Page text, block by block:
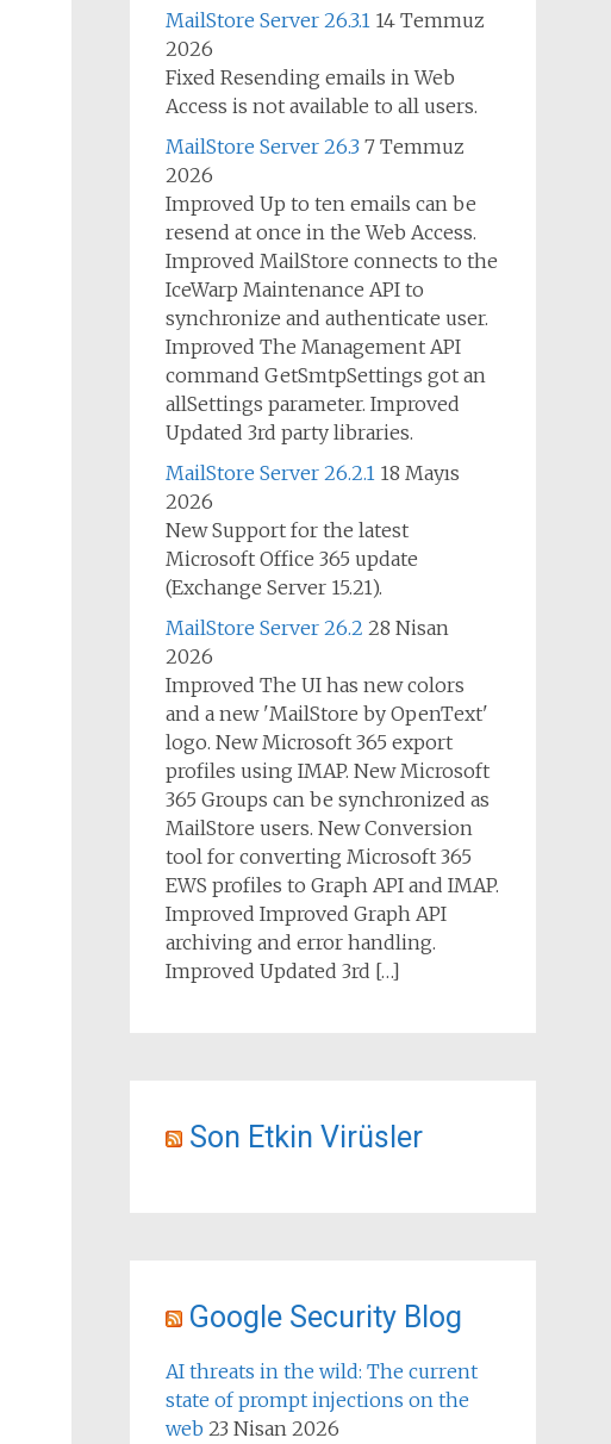
MailStore Server 26.3.1 14 Temmuz
2026
Fixed Resending emails in Web
Access is not available to all users.
MailStore Server 26.3 7 Temmuz
2026
Improved Up to ten emails can be
resend at once in the Web Access.
Improved MailStore connects to the
IceWarp Maintenance API to
synchronize and authenticate user.
Improved The Management API
command GetSmtpSettings got an
allSettings parameter. Improved
Updated 3rd party libraries.
MailStore Server 26.2.1 18 Mayıs
2026
New Support for the latest
Microsoft Office 365 update
(Exchange Server 15.21).
MailStore Server 26.2 28 Nisan
2026
Improved The UI has new colors
and a new 'MailStore by OpenText'
logo. New Microsoft 365 export
profiles using IMAP. New Microsoft
365 Groups can be synchronized as
MailStore users. New Conversion
tool for converting Microsoft 365
EWS profiles to Graph API and IMAP.
Improved Improved Graph API
archiving and error handling.
Improved Updated 3rd […]
Son Etkin Virüsler
Google Security Blog
AI threats in the wild: The current
state of prompt injections on the
web 23 Nisan 2026